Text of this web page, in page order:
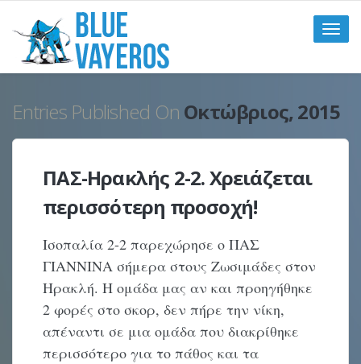
Toggle
Entries Published On Οκτώβριος, 2015
ΠΑΣ-Ηρακλής 2-2. Χρειάζεται
περισσότερη προσοχή!
Ισοπαλία 2-2 παρεχώρησε ο ΠΑΣ
ΓΙΑΝΝΙΝΑ σήμερα στους Ζωσιμάδες στον
Ηρακλή. Η ομάδα μας αν και προηγήθηκε
2 φορές στο σκορ, δεν πήρε την νίκη,
απέναντι σε μια ομάδα που διακρίθηκε
περισσότερο για το πάθος και τα